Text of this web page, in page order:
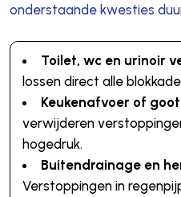
onderstaande kwesties
Toilet, wc en urinoir
lossen direct alle
Keukenafvoer of
verwijderen
hogedruk.
Buitendrainage en
Verstoppingen in